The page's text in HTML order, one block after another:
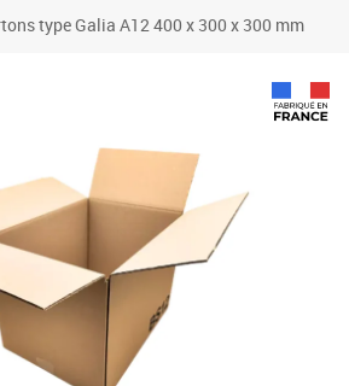
type Galia A12 400 x 300 x 300 mm